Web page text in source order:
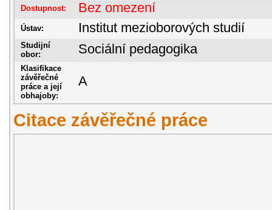
Dostupnost: Bez omezení
Ústav: Institut mezioborových studií
Studijní
obor:
Sociální pedagogika
Klasifikace
závěřečné
práce a její
obhajoby:
A
Citace závěřečné práce